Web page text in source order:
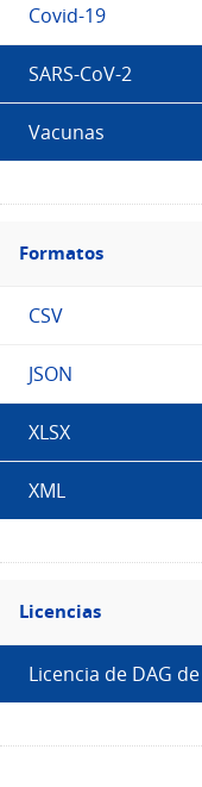
Covid-19
SARS-CoV-2
Vacunas
Filtro
Formatos
Formatos
CSV
JSON
XLSX
XML
Filtro
Licencias
Licencias
Licencia de DAG